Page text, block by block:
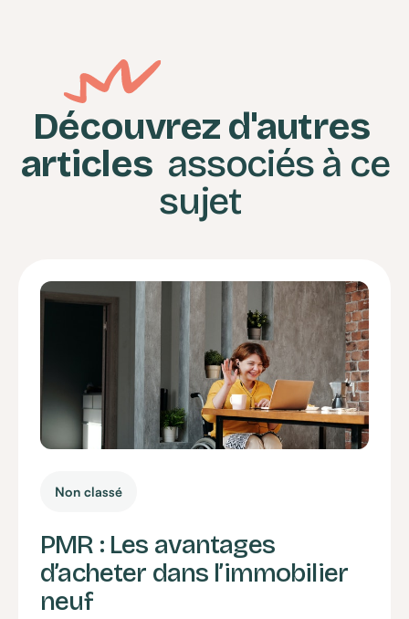
Découvrez d'autres
articles associés à ce
sujet
Non classé
PMR : Les avantages
d’acheter dans l’immobilier
neuf